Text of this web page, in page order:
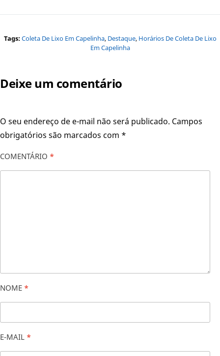
Tags:Coleta De Lixo Em Capelinha, Destaque, Horários De Coleta De Lixo
Em Capelinha
Deixe um comentário
O seu endereço de e-mail não será publicado. Campos
obrigatórios são marcados com *
COMENTÁRIO *
NOME *
E-MAIL *